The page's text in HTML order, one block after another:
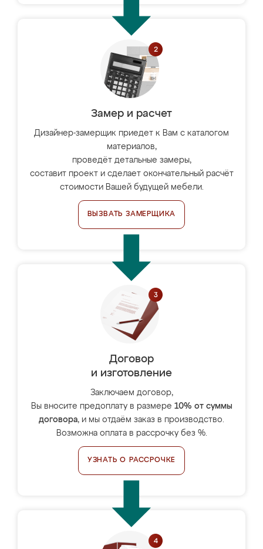
Замер и расчет
Дизайнер-замерщик приедет к Вам с каталогом
материалов,
проведёт детальные замеры,
составит проект и сделает окончательный расчёт
стоимости Вашей будущей мебели.
ВЫЗВАТЬ ЗАМЕРЩИКА
Договор
и изготовление
Заключаем договор,
Вы вносите предоплату в размере 10% от суммы
договора, и мы отдаём заказ в производство.
Возможна оплата в рассрочку без %.
УЗНАТЬ О РАССРОЧКЕ